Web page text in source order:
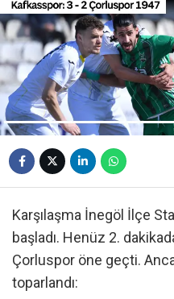
Karşılaşma İnegöl İlçe
başladı. Henüz 2.
Çorluspor öne geçti.
toparlandı: